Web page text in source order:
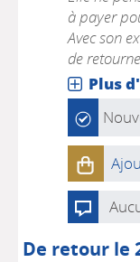
à payer
Avec son
de
Plus
De retour le